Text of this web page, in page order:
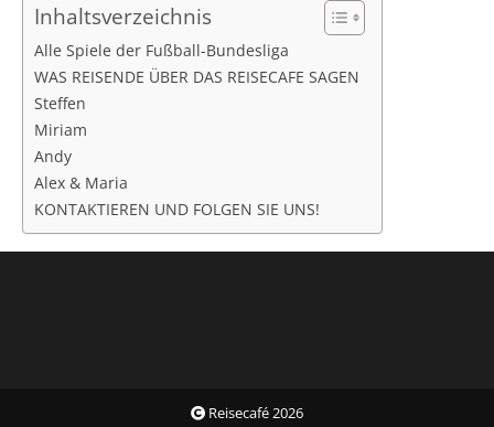
Inhaltsverzeichnis
Alle Spiele der Fußball-Bundesliga
WAS REISENDE ÜBER DAS REISECAFE SAGEN
Steffen
Miriam
Andy
Alex & Maria
KONTAKTIEREN UND FOLGEN SIE UNS!
Reisecafé 2026